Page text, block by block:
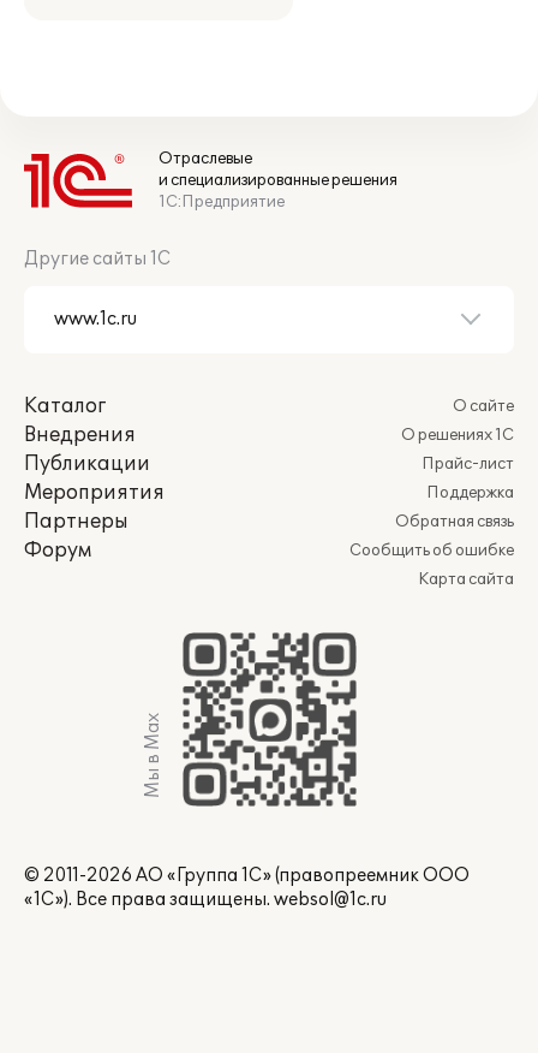
Отраслевые
и специализированные решения
1С:Предприятие
Другие сайты 1С
Каталог
Внедрения
Публикации
Мероприятия
Партнеры
Форум
О сайте
О решениях 1С
Прайс-лист
Поддержка
Обратная связь
Сообщить об ошибке
Карта сайта
Мы в Max
© 2011-2026 АО «Группа 1С» (правопреемник ООО
«1С»). Все права защищены. websol@1c.ru